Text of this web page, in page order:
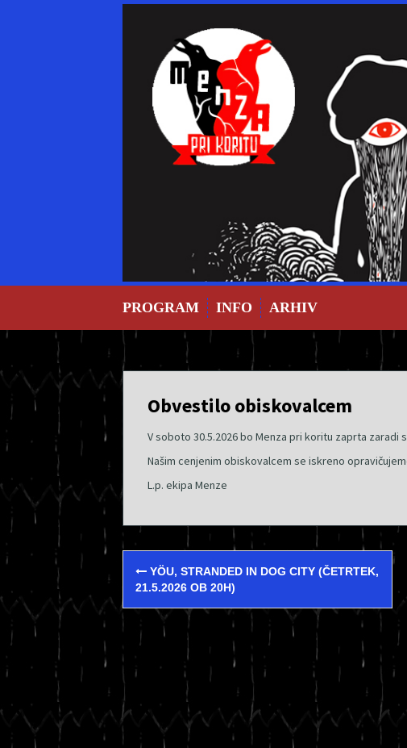
PROGRAM INFO ARHIV
Obvestilo obiskovalcem
V soboto 30.5.2026 bo Menza pri koritu zaprta zaradi
Našim cenjenim obiskovalcem se iskreno
L.p. ekipa Menze
Post
navigation
YÖU, STRANDED IN DOG CITY (ČETRTEK,
21.5.2026 OB 20H)